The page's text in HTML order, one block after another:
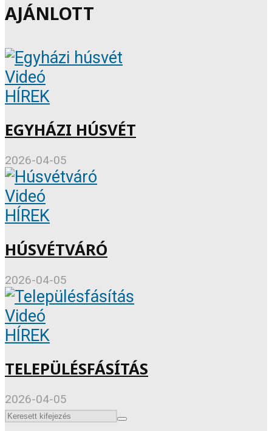
AJÁNLOTT
Videó
HÍREK
EGYHÁZI HÚSVÉT
2026-04-05
Videó
HÍREK
HÚSVÉTVÁRÓ
2026-04-05
Videó
HÍREK
TELEPÜLÉSFÁSÍTÁS
2026-04-05